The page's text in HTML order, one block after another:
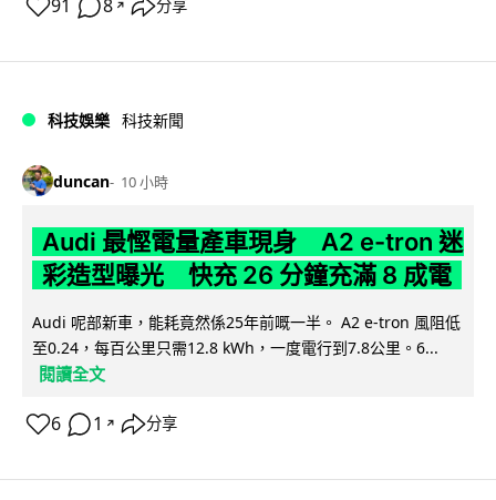
91 8 ↗ 分享
科技娛樂 科技新聞
duncan 10 小時
Audi 最慳電量產車現身 A2 e-tron 迷
彩造型曝光 快充 26 分鐘充滿 8 成電
Audi 呢部新車，能耗竟然係25年前嘅一半。 A2 e-tron 風阻低
至0.24，每百公里只需12.8 kWh，一度電行到7.8公里。6...
閱讀全文
6 1 ↗ 分享